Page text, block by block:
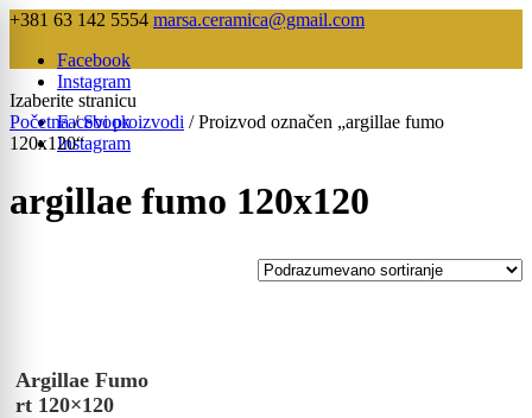
+381 63 142 5554 marsa.ceramica@gmail.com
Facebook
Instagram
Facebook
Instagram
Izaberite stranicu
Početna/Svi proizvodi / Proizvod označen „argillae fumo
120x120“
argillae fumo 120x120
Argillae Fumo
rt 120×120